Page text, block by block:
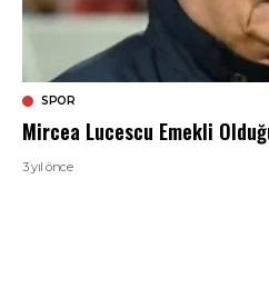
SPOR
Mircea Lucescu Emekli
3 yıl önce